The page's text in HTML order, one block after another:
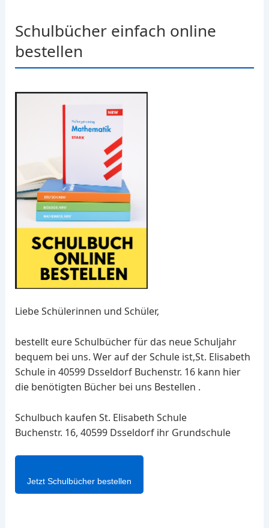
Schulbücher einfach online
bestellen
Liebe Schülerinnen und Schüler,
bestellt eure Schulbücher für das neue Schuljahr
bequem bei uns. Wer auf der Schule ist,St. Elisabeth
Schule in 40599 Dsseldorf Buchenstr. 16 kann hier
die benötigten Bücher bei uns Bestellen .
Schulbuch kaufen St. Elisabeth Schule
Buchenstr. 16, 40599 Dsseldorf ihr Grundschule
Jetzt Schulbücher bestellen